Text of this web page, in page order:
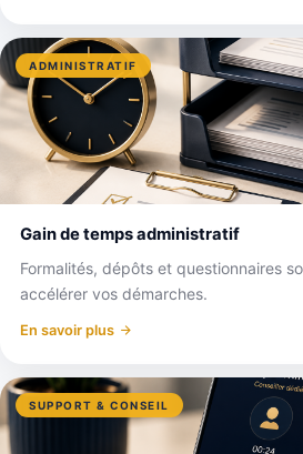
ADMINISTRATIF
Gain de temps administratif
Formalités, dépôts et questionnaires
accélérer vos démarches.
En savoir plus
SUPPORT & CONSEIL